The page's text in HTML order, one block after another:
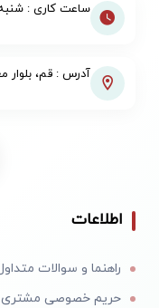
ساعت کاری : شنبه تا
آدرس : قم، بلوار
اطلاعات
راهنما و سوالات
حریم خصوصی مشتری